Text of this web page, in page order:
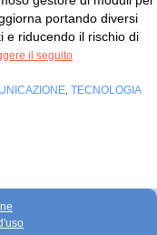
portando diversi
e riducendo il rischio di
il seguito
TECNOLOGIA